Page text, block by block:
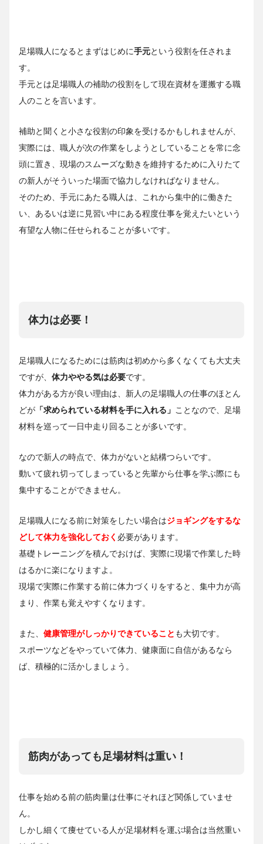
足場職人になるとまずはじめに手元という役割を任されま
す。
手元とは足場職人の補助の役割をして現在資材を運搬する職
人のことを言います。
補助と聞くと小さな役割の印象を受けるかもしれませんが、
実際には、職人が次の作業をしようとしていることを常に念
頭に置き、現場のスムーズな動きを維持するために入りたて
の新人がそういった場面で協力しなければなりません。
そのため、手元にあたる職人は、これから集中的に働きた
い、あるいは逆に見習い中にある程度仕事を覚えたいという
有望な人物に任せられることが多いです。
体力は必要！
足場職人になるためには筋肉は初めから多くなくても大丈夫
ですが、 体力ややる気は必要です。
体力がある方が良い理由は、新人の足場職人の仕事のほとん
どが 「求められている材料を手に入れる」 ことなので、足場
材料を巡って一日中走り回ることが多いです。
なので新人の時点で、体力がないと結構つらいです。
動いて疲れ切ってしまっていると先輩から仕事を学ぶ際にも
集中することができません。
足場職人になる前に対策をしたい場合はジョギングをするな
どして体力を強化しておく 必要があります。
基礎トレーニングを積んでおけば、実際に現場で作業した時
はるかに楽になりますよ。
現場で実際に作業する前に体力づくりをすると、集中力が高
まり、作業も覚えやすくなります。
また、 健康管理がしっかりできていること も大切です。
スポーツなどをやっていて体力、健康面に自信があるなら
ば、積極的に活かしましょう。
筋肉があっても足場材料は重い！
仕事を始める前の筋肉量は仕事にそれほど関係していませ
ん。
しかし細くて痩せている人が足場材料を運ぶ場合は当然重い